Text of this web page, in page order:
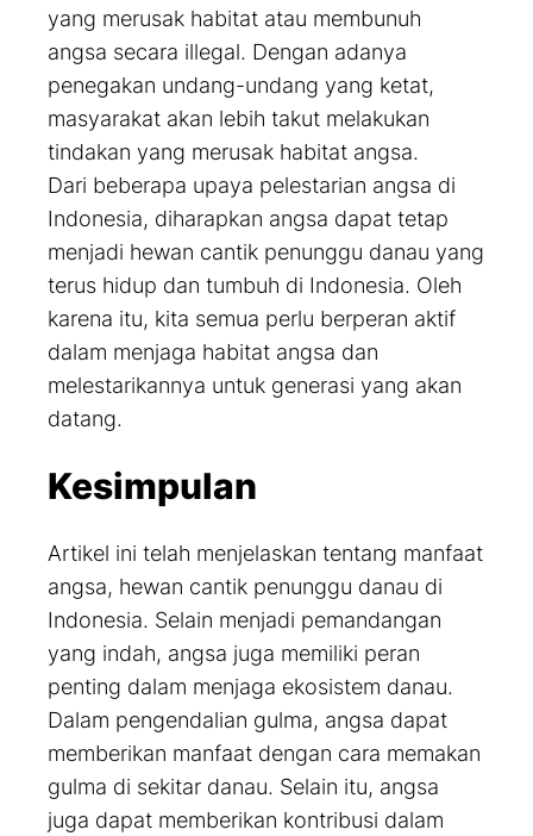
yang merusak habitat atau membunuh
angsa secara illegal. Dengan adanya
penegakan undang-undang yang ketat,
masyarakat akan lebih takut melakukan
tindakan yang merusak habitat angsa.
Dari beberapa upaya pelestarian angsa di
Indonesia, diharapkan angsa dapat tetap
menjadi hewan cantik penunggu danau yang
terus hidup dan tumbuh di Indonesia. Oleh
karena itu, kita semua perlu berperan aktif
dalam menjaga habitat angsa dan
melestarikannya untuk generasi yang akan
datang.
Kesimpulan
Artikel ini telah menjelaskan tentang manfaat
angsa, hewan cantik penunggu danau di
Indonesia. Selain menjadi pemandangan
yang indah, angsa juga memiliki peran
penting dalam menjaga ekosistem danau.
Dalam pengendalian gulma, angsa dapat
memberikan manfaat dengan cara memakan
gulma di sekitar danau. Selain itu, angsa
juga dapat memberikan kontribusi dalam